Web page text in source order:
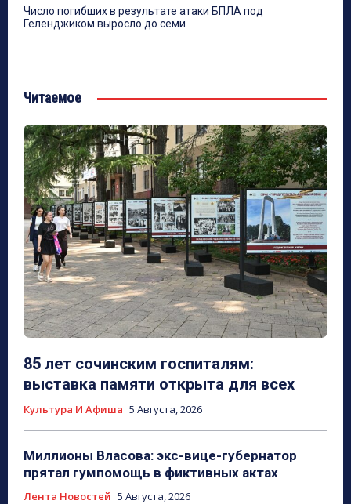
Число погибших в результате атаки БПЛА под
Геленджиком выросло до семи
Читаемое
85 лет сочинским госпиталям:
выставка памяти открыта для всех
Культура И Афиша 5 Августа, 2026
Миллионы Власова: экс-вице-губернатор
прятал гумпомощь в фиктивных актах
Лента Новостей 5 Августа, 2026